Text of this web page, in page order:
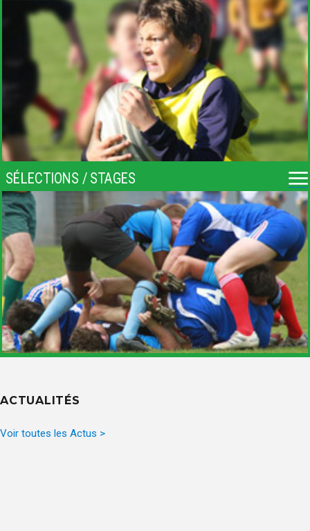
SÉLECTIONS / STAGES
ACTUALITÉS
Voir toutes les Actus >